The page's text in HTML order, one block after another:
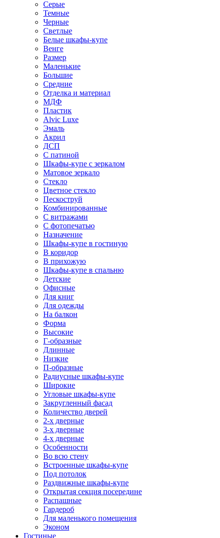
Серые
Темные
Черные
Светлые
Белые шкафы-купе
Венге
Размер
Маленькие
Большие
Средние
Отделка и материал
МДФ
Пластик
Alvic Luxe
Эмаль
Акрил
ДСП
С патиной
Шкафы-купе с зеркалом
Матовое зеркало
Стекло
Цветное стекло
Пескоструй
Комбинированные
С витражами
С фотопечатью
Назначение
Шкафы-купе в гостиную
В коридор
В прихожую
Шкафы-купе в спальню
Детские
Офисные
Для книг
Для одежды
На балкон
Форма
Высокие
Г-образные
Длинные
Низкие
П-образные
Радиусные шкафы-купе
Широкие
Угловые шкафы-купе
Закругленный фасад
Количество дверей
2-х дверные
3-х дверные
4-х дверные
Особенности
Во всю стену
Встроенные шкафы-купе
Под потолок
Раздвижные шкафы-купе
Открытая секция посередине
Распашные
Гардероб
Для маленького помещения
Эконом
Гостиные